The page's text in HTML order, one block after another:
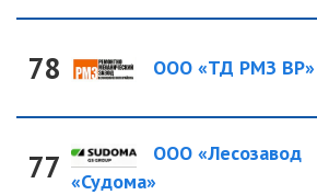
78 ООО «ТД РМЗ ВР»
77
ООО «Лесозавод
«Судома»